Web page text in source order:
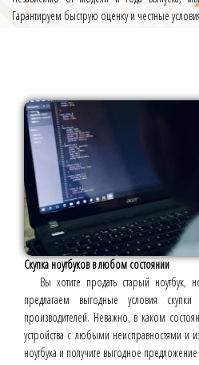
Гарантируем быструю оценку и честные
Скупка ноутбуков в любом состоянии
Вы хотите продать старый ноутбук,
предлагаем выгодные условия
производителей. Неважно, в каком
устройства с любыми неисправностями и
ноутбука и получите выгодное